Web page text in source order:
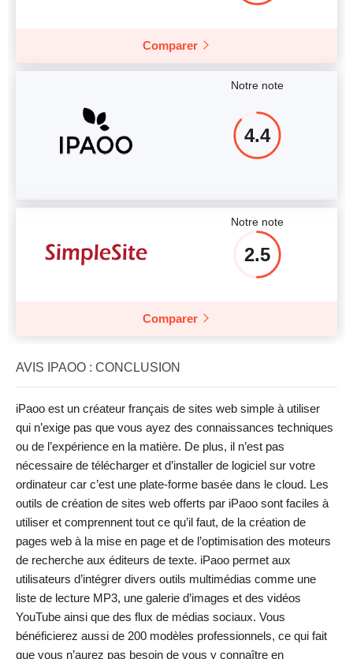
Comparer
Notre note
4.4
Notre note
2.5
Comparer
AVIS IPAOO : CONCLUSION
iPaoo est un créateur français de sites web simple à utiliser
qui n’exige pas que vous ayez des connaissances techniques
ou de l’expérience en la matière. De plus, il n’est pas
nécessaire de télécharger et d’installer de logiciel sur votre
ordinateur car c’est une plate-forme basée dans le cloud. Les
outils de création de sites web offerts par iPaoo sont faciles à
utiliser et comprennent tout ce qu’il faut, de la création de
pages web à la mise en page et de l’optimisation des moteurs
de recherche aux éditeurs de texte. iPaoo permet aux
utilisateurs d’intégrer divers outils multimédias comme une
liste de lecture MP3, une galerie d’images et des vidéos
YouTube ainsi que des flux de médias sociaux. Vous
bénéficierez aussi de 200 modèles professionnels, ce qui fait
que vous n’aurez pas besoin de vous y connaître en